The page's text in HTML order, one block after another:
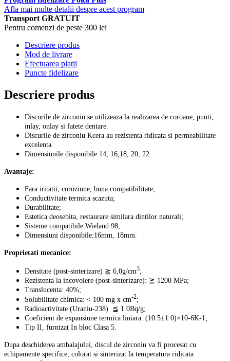
Afla mai multe detalii despre acest program
Transport GRATUIT
Pentru comenzi de peste 300 lei
Descriere produs
Mod de livrare
Efectuarea platii
Puncte fidelizare
Descriere produs
Discurile de zirconiu se utilizeaza la realizarea de coroane, punti,
inlay, onlay si fatete dentare.
Discurile de zirconiu Kcera au rezistenta ridicata si permeabilitate
excelenta.
Dimensiunile disponibile 14, 16,18, 20, 22.
Avantaje:
Fara iritatii, coroziune, buna compatibilitate;
Conductivitate termica scazuta;
Durabilitate;
Estetica deosebita, restaurare similara dintilor naturali;
Sisteme compatibile:Wieland 98;
Dimensiuni disponibile:16mm, 18mm.
Proprietati mecanice:
Densitate (post-sinterizare) ≧ 6,0g/cm3;
Rezistenta la incovoiere (post-sinterizare): ≧ 1200 MPa;
Translucenta: 40%;
Solubilitate chimica: < 100 mg x cm-2;
Radioactivitate (Uraniu-238) ≦ 1.0Bq/g;
Coeficient de expansiune termica liniara: (10.5±1.0)×10-6K-1;
Tip II, furnizat In bloc Clasa 5.
Dupa deschiderea ambalajului, discul de zirconiu va fi procesat cu
echipamente specifice, colorat si sinterizat la temperatura ridicata